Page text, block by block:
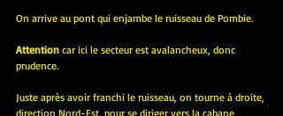
On arrive au pont qui enjambe le ruisseau de Pombie.
Attention car ici le secteur est avalancheux, donc
prudence.
Juste après avoir franchi le ruisseau, on tourne à droite,
direction Nord-Est, pour se diriger vers la cabane